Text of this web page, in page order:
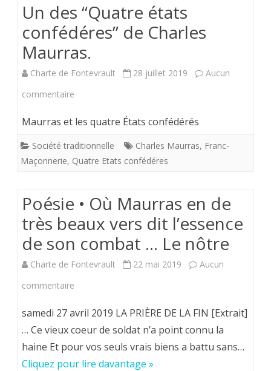
Un des “Quatre états
confédéres” de Charles
Maurras.
Charte de Fontevrault 28 juillet 2019
Aucun
commentaire
“Quatre
confédéres”
de
Charles
Maurras.
Maurras et les quatre États confédérés
Société traditionnelle Charles Maurras, Franc-
Maçonnerie, Quatre Etats confédéres
Poésie • Où Maurras en de
très beaux vers dit l’essence
de son combat … Le nôtre
Charte de Fontevrault 22 mai 2019
Aucun
commentaire
•
Où
samedi 27 avril 2019 LA PRIÈRE DE LA FIN [Extrait]
… Ce vieux coeur de soldat n’a point connu la
haine Et pour vos seuls vrais biens a battu sans…
Cliquez pour lire davantage »